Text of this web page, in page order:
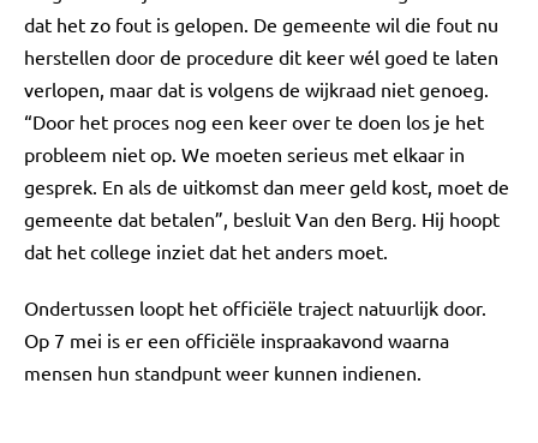
dat het zo fout is gelopen. De gemeente wil die fout nu
herstellen door de procedure dit keer wél goed te laten
verlopen, maar dat is volgens de wijkraad niet genoeg.
“Door het proces nog een keer over te doen los je het
probleem niet op. We moeten serieus met elkaar in
gesprek. En als de uitkomst dan meer geld kost, moet de
gemeente dat betalen”, besluit Van den Berg. Hij hoopt
dat het college inziet dat het anders moet.
Ondertussen loopt het officiële traject natuurlijk door.
Op 7 mei is er een officiële inspraakavond waarna
mensen hun standpunt weer kunnen indienen.